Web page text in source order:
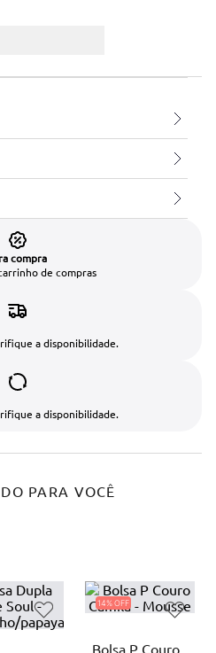
compra
de compras
a disponibilidade.
a disponibilidade.
PARA VOCÊ
14%
Bolsa P Couro